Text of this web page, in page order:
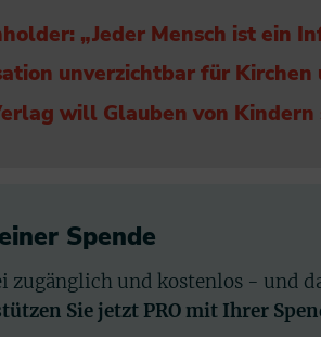
„Jeder Mensch ist ein
unverzichtbar für Kirchen
will Glauben von Kindern
Spende
zugänglich und kostenlos - und
Sie jetzt PRO mit Ihrer